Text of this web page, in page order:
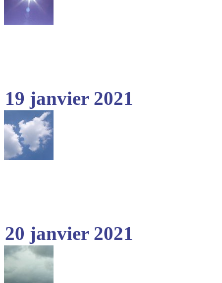
19 janvier 2021
20 janvier 2021